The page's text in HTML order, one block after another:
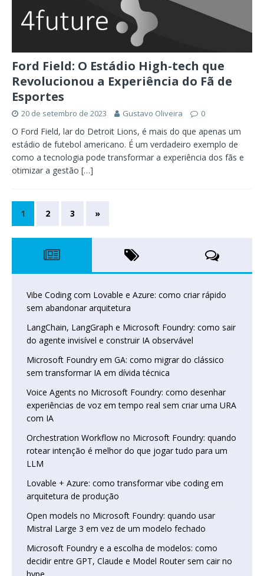
Ford Field: O Estádio High-tech que
Revolucionou a Experiência do Fã de
Esportes
20 de setembro de 2023 Gustavo Oliveira 0
O Ford Field, lar do Detroit Lions, é mais do que apenas um
estádio de futebol americano. É um verdadeiro exemplo de
como a tecnologia pode transformar a experiência dos fãs e
otimizar a gestão […]
1 2 3 »
Vibe Coding com Lovable e Azure: como criar rápido
sem abandonar arquitetura
LangChain, LangGraph e Microsoft Foundry: como sair
do agente invisível e construir IA observável
Microsoft Foundry em GA: como migrar do clássico
sem transformar IA em dívida técnica
Voice Agents no Microsoft Foundry: como desenhar
experiências de voz em tempo real sem criar uma URA
com IA
Orchestration Workflow no Microsoft Foundry: quando
rotear intenção é melhor do que jogar tudo para um
LLM
Lovable + Azure: como transformar vibe coding em
arquitetura de produção
Open models no Microsoft Foundry: quando usar
Mistral Large 3 em vez de um modelo fechado
Microsoft Foundry e a escolha de modelos: como
decidir entre GPT, Claude e Model Router sem cair no